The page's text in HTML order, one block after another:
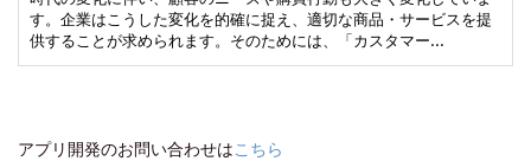
す。企業はこうした変化を的確に捉え、適切な商品・サービスを提
供することが求められます。そのためには、「カスタマー…
アプリ開発のお問い合わせはこちら